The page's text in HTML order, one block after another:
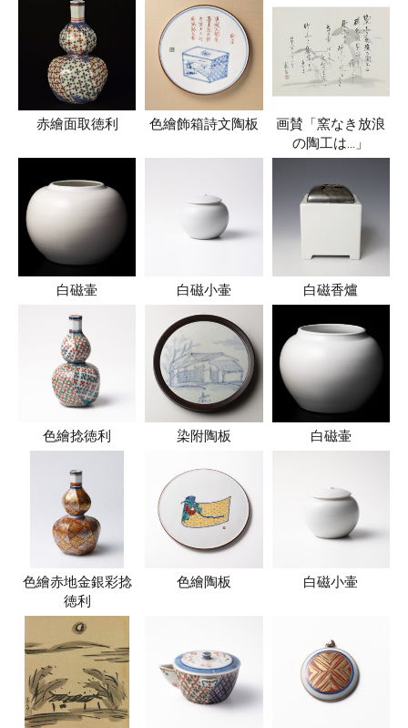
赤繪面取徳利 色繪飾箱詩文陶板
画賛「窯なき放浪
の陶工は…」
白磁壷 白磁小壷 白磁香爐
色繪捻徳利 染附陶板 白磁壷
色繪赤地金銀彩捻
徳利
色繪陶板 白磁小壷